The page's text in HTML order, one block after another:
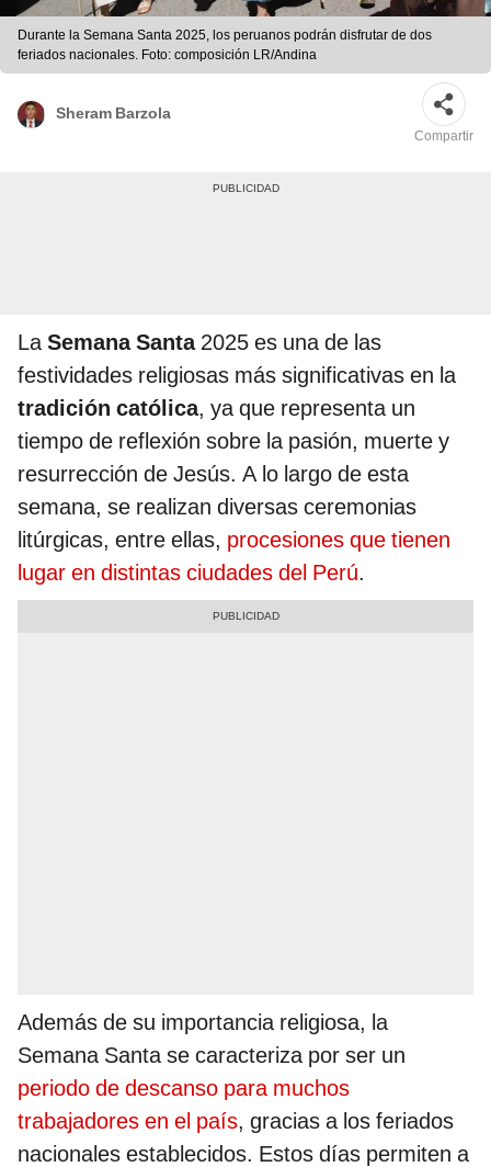
Durante la Semana Santa 2025, los peruanos podrán disfrutar de dos
feriados nacionales. Foto: composición LR/Andina
Sheram Barzola
Compartir
LaSemana Santa2025 es una de las
festividades religiosas más significativas en la
tradición católica, ya que representa un
tiempo de reflexión sobre la pasión, muerte y
resurrección de Jesús. A lo largo de esta
semana, se realizan diversas ceremonias
litúrgicas, entre ellas, procesiones que tienen
lugar en distintas ciudades del Perú.
Además de su importancia religiosa, la
Semana Santa se caracteriza por ser un
periodo de descanso para muchos
trabajadores en el país, gracias a los feriados
nacionales establecidos. Estos días permiten a